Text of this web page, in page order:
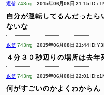
返信 743mg 2015年06月08日 21:15
自分が運転してるんだったら
ないな
返信 743mg 2015年06月08日 21:44
４分３０秒辺りの場所は去年
返信 743mg 2015年06月08日 22:01
何がすごいのかよくわからん